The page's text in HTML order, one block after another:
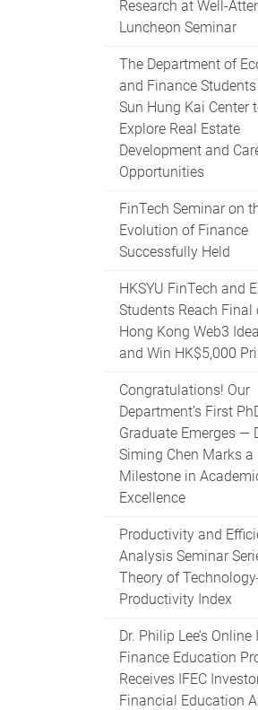
Research at Well-
Luncheon Seminar
The Department of
and Finance
Sun Hung Kai Center
Explore Real Estate
Development and
Opportunities
FinTech Seminar on
Evolution of Finance
Successfully Held
HKSYU FinTech and
Students Reach Final
Hong Kong Web3
and Win HK$5,000
Congratulations! Our
Department’s First
Graduate Emerges —
Siming Chen Marks a
Milestone in
Excellence
Productivity and
Analysis Seminar
Theory of
Productivity Index
Dr. Philip Lee’s
Finance Education
Receives IFEC
Financial Education